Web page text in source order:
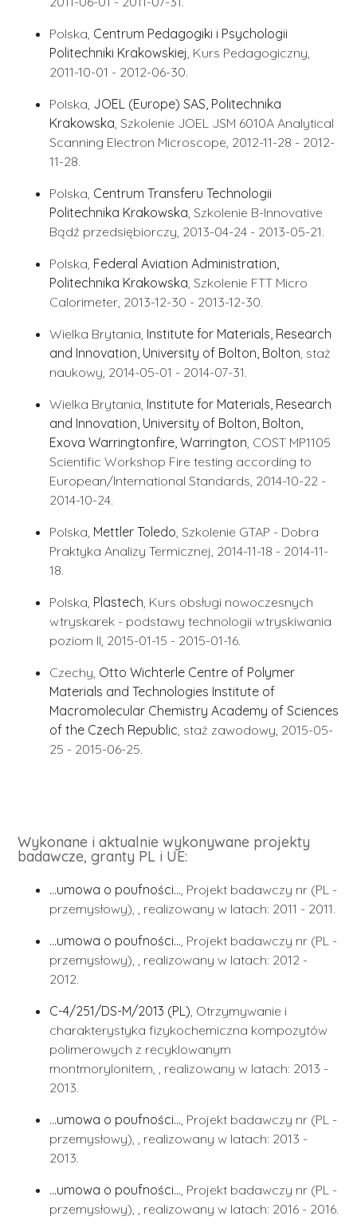
Polska, Centrum Pedagogiki i Psychologii
Politechniki Krakowskiej, Kurs Pedagogiczny,
2011-10-01 - 2012-06-30.
Polska, JOEL (Europe) SAS, Politechnika
Krakowska, Szkolenie JOEL JSM 6010A Analytical
Scanning Electron Microscope, 2012-11-28 - 2012-
11-28.
Polska, Centrum Transferu Technologii
Politechnika Krakowska, Szkolenie B-Innovative
Bądź przedsiębiorczy, 2013-04-24 - 2013-05-21.
Polska, Federal Aviation Administration,
Politechnika Krakowska, Szkolenie FTT Micro
Calorimeter, 2013-12-30 - 2013-12-30.
Wielka Brytania, Institute for Materials, Research
and Innovation, University of Bolton, Bolton, staż
naukowy, 2014-05-01 - 2014-07-31.
Wielka Brytania, Institute for Materials, Research
and Innovation, University of Bolton, Bolton,
Exova Warringtonfire, Warrington, COST MP1105
Scientific Workshop Fire testing according to
European/International Standards, 2014-10-22 -
2014-10-24.
Polska, Mettler Toledo, Szkolenie GTAP - Dobra
Praktyka Analizy Termicznej, 2014-11-18 - 2014-11-
18.
Polska, Plastech, Kurs obsługi nowoczesnych
wtryskarek - podstawy technologii wtryskiwania
poziom II, 2015-01-15 - 2015-01-16.
Czechy, Otto Wichterle Centre of Polymer
Materials and Technologies Institute of
Macromolecular Chemistry Academy of Sciences
of the Czech Republic, staż zawodowy, 2015-05-
25 - 2015-06-25.
Wykonane i aktualnie wykonywane projekty
badawcze, granty PL i UE:
...umowa o poufności..., Projekt badawczy nr (PL -
przemysłowy), , realizowany w latach: 2011 - 2011.
...umowa o poufności..., Projekt badawczy nr (PL -
przemysłowy), , realizowany w latach: 2012 -
2012.
C-4/251/DS-M/2013 (PL), Otrzymywanie i
charakterystyka fizykochemiczna kompozytów
polimerowych z recyklowanym
montmorylonitem, , realizowany w latach: 2013 -
2013.
...umowa o poufności..., Projekt badawczy nr (PL -
przemysłowy), , realizowany w latach: 2013 -
2013.
...umowa o poufności..., Projekt badawczy nr (PL -
przemysłowy), , realizowany w latach: 2016 - 2016.